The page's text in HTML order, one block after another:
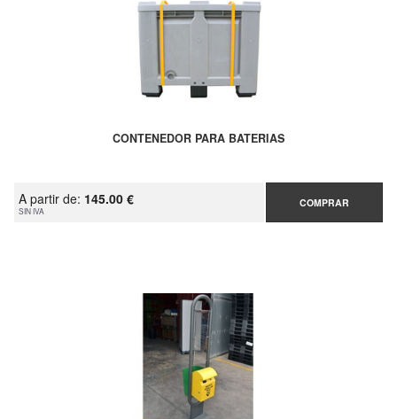
CONTENEDOR PARA BATERIAS
A partir de: 145.00 €
SIN IVA
COMPRAR